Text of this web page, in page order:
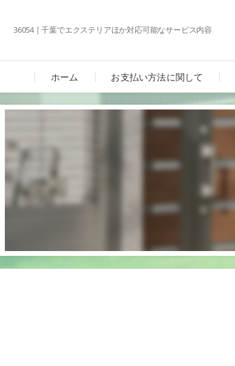
36054 | 千葉でエクステリアほか対応可能なサービス内容
ホーム お支払い方法に関して